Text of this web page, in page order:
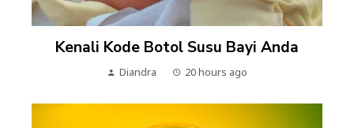
Kenali Kode Botol Susu Bayi Anda
Diandra 20 hours ago